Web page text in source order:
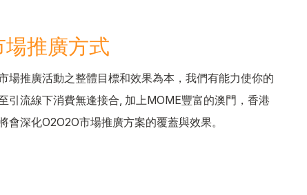
推廣方式
場推廣活動之整體目標和效果為本，我們有能力使你的
引流線下消費無逢接合, 加上MOME豐富的澳門，香港
會深化O2O2O市場推廣方案的覆蓋與效果。